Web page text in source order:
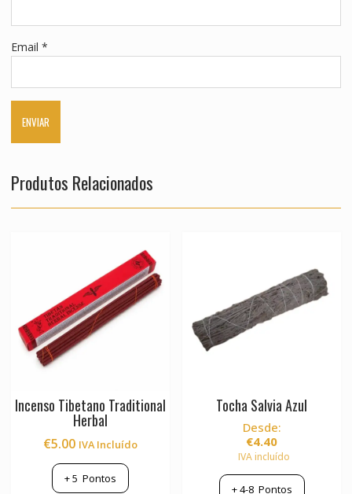
Email *
Produtos Relacionados
Incenso Tibetano Traditional
Herbal
€5.00 IVA Incluído
+5 Pontos
Tocha Salvia Azul
Desde:
€4.40
IVA incluído
+4-8Pontos